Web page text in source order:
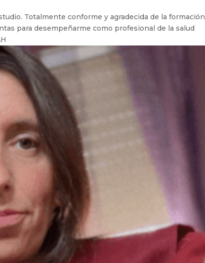
Totalmente conforme y agradecida de la formación
para desempeñarme como profesional de la salud